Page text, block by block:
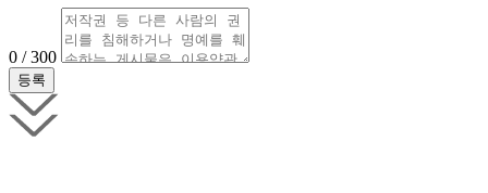
0 / 300